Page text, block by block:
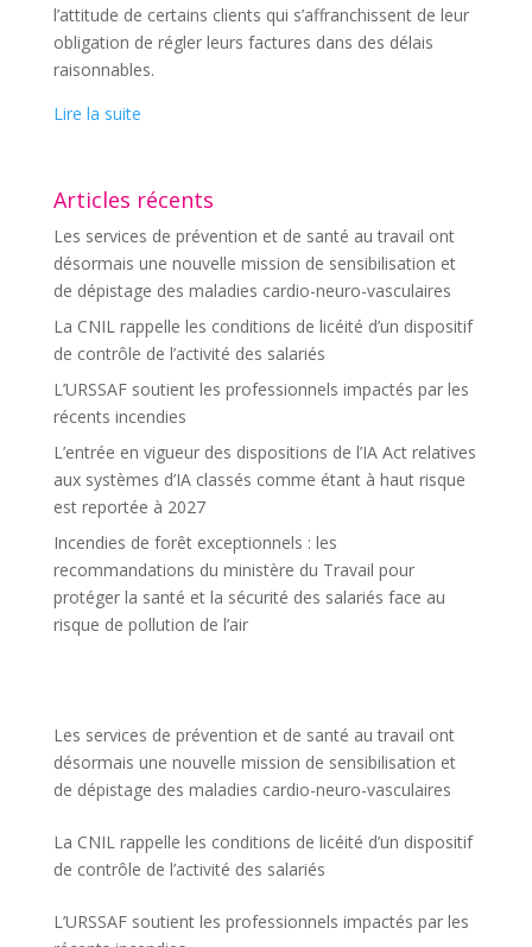
l’attitude de certains clients qui s’affranchissent de leur
obligation de régler leurs factures dans des délais
raisonnables.
Lire la suite
Articles récents
Les services de prévention et de santé au travail ont
désormais une nouvelle mission de sensibilisation et
de dépistage des maladies cardio-neuro-vasculaires
La CNIL rappelle les conditions de licéité d’un dispositif
de contrôle de l’activité des salariés
L’URSSAF soutient les professionnels impactés par les
récents incendies
L’entrée en vigueur des dispositions de l’IA Act relatives
aux systèmes d’IA classés comme étant à haut risque
est reportée à 2027
Incendies de forêt exceptionnels : les
recommandations du ministère du Travail pour
protéger la santé et la sécurité des salariés face au
risque de pollution de l’air
Les services de prévention et de santé au travail ont
désormais une nouvelle mission de sensibilisation et
de dépistage des maladies cardio-neuro-vasculaires
La CNIL rappelle les conditions de licéité d’un dispositif
de contrôle de l’activité des salariés
L’URSSAF soutient les professionnels impactés par les